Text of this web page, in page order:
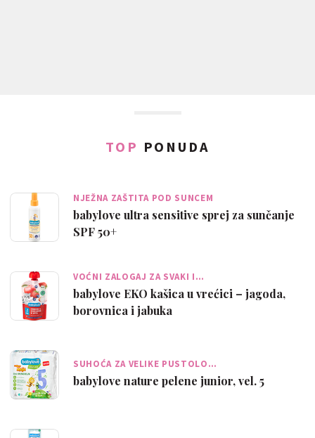
TOP PONUDA
NJEŽNA ZAŠTITA POD SUNCEM
babylove ultra sensitive sprej za sunčanje
SPF 50+
VOĆNI ZALOGAJ ZA SVAKI I…
babylove EKO kašica u vrećici – jagoda,
borovnica i jabuka
SUHOĆA ZA VELIKE PUSTOLO…
babylove nature pelene junior, vel. 5